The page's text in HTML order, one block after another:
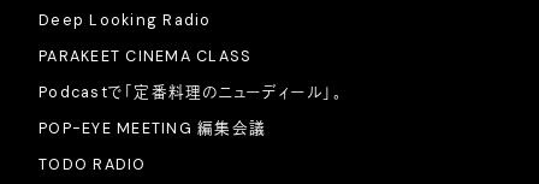
Deep Looking Radio
PARAKEET CINEMA CLASS
Podcastで「定番料理のニューディール」。
POP-EYE MEETING 編集会議
TODO RADIO